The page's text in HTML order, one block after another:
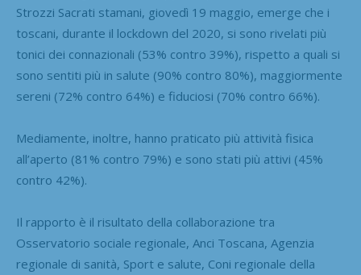
Strozzi Sacrati stamani, giovedì 19 maggio, emerge che i
toscani, durante il lockdown del 2020, si sono rivelati più
tonici dei connazionali (53% contro 39%), rispetto a quali si
sono sentiti più in salute (90% contro 80%), maggiormente
sereni (72% contro 64%) e fiduciosi (70% contro 66%).
Mediamente, inoltre, hanno praticato più attività fisica
all’aperto (81% contro 79%) e sono stati più attivi (45%
contro 42%).
Il rapporto è il risultato della collaborazione tra
Osservatorio sociale regionale, Anci Toscana, Agenzia
regionale di sanità, Sport e salute, Coni regionale della